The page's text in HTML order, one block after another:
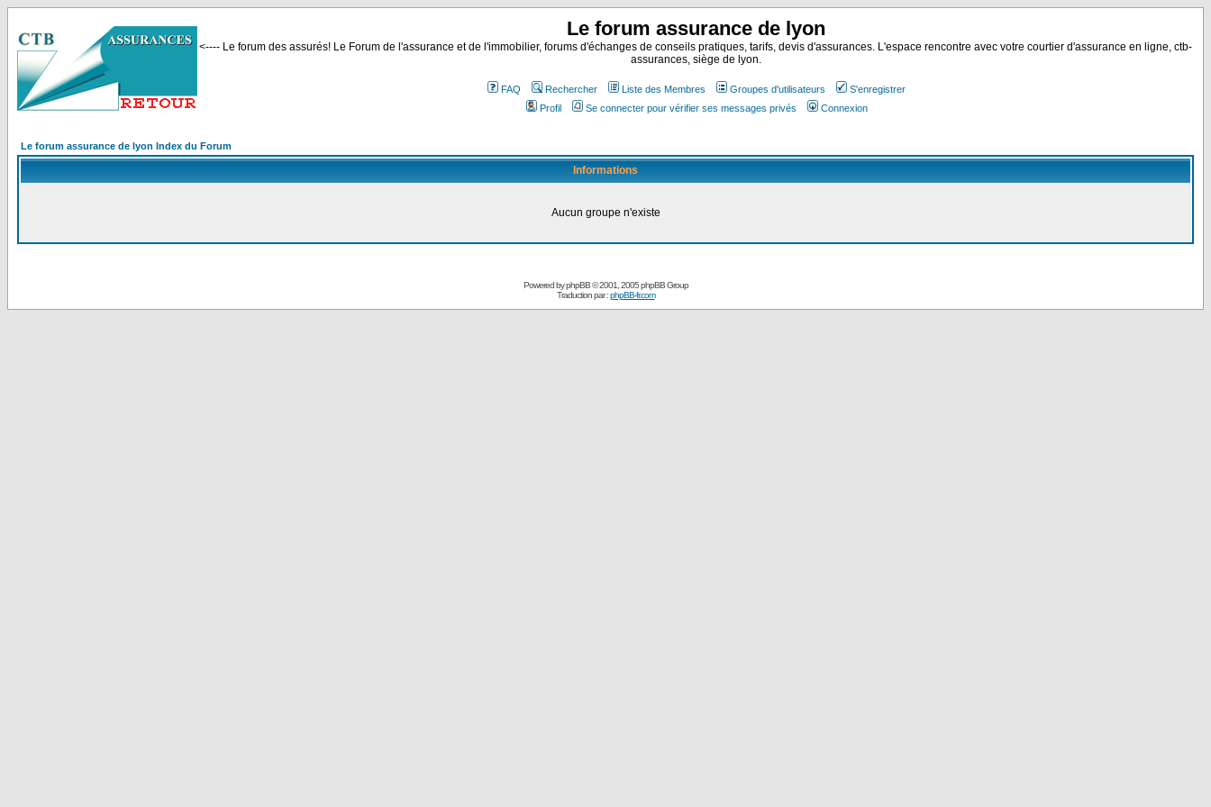
Le forum assurance de lyon
<---- Le forum des assurés! Le Forum de l'assurance et de l'immobilier, forums d'échanges de conseils pratiques, tarifs, devis d'assurances. L'espace rencontre avec votre courtier d'assurance en ligne, ctb-
assurances, siège de lyon.
FAQ Rechercher Liste des Membres Groupes d'utilisateurs
S'enregistrer
Profil
Se connecter pour vérifier ses messages privés Connexion
Le forum assurance de lyon Index du Forum
Informations
Aucun groupe n'existe
Powered byphpBB© 2001, 2005 phpBB Group
Traduction par :phpBB-fr.com